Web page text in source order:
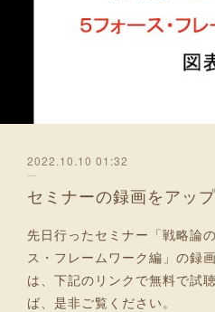
2022.10.10 01:32
セミナーの録画をアップ
先日行ったセミナー「戦略
ス・フレームワーク編」の録
は、下記のリンクで無料で試
ば、是非ご覧ください。